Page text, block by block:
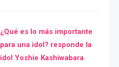
¿Qué es lo más importante
para una idol? responde la
idol Yoshie Kashiwabara